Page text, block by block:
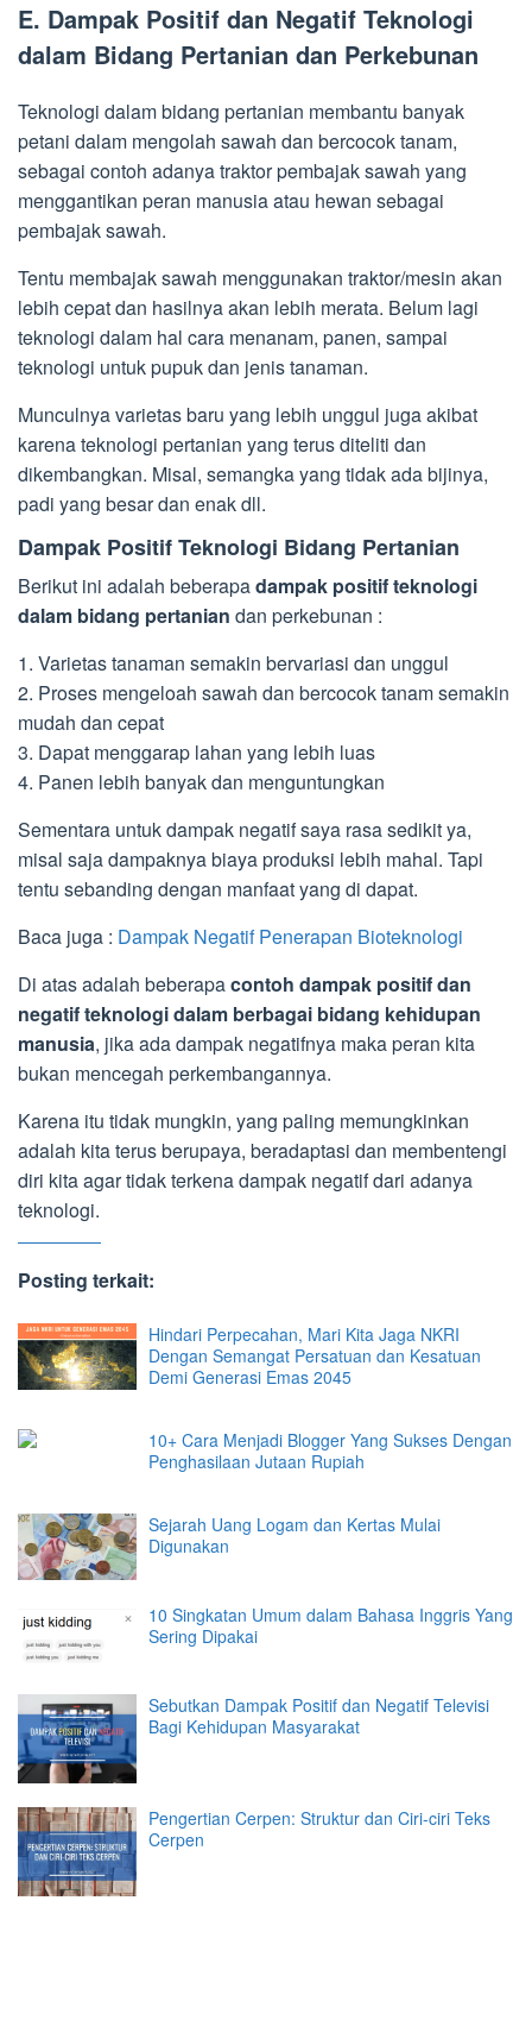
E. Dampak Positif dan Negatif Teknologi
dalam Bidang Pertanian dan Perkebunan
Teknologi dalam bidang pertanian membantu banyak
petani dalam mengolah sawah dan bercocok tanam,
sebagai contoh adanya traktor pembajak sawah yang
menggantikan peran manusia atau hewan sebagai
pembajak sawah.
Tentu membajak sawah menggunakan traktor/mesin akan
lebih cepat dan hasilnya akan lebih merata. Belum lagi
teknologi dalam hal cara menanam, panen, sampai
teknologi untuk pupuk dan jenis tanaman.
Munculnya varietas baru yang lebih unggul juga akibat
karena teknologi pertanian yang terus diteliti dan
dikembangkan. Misal, semangka yang tidak ada bijinya,
padi yang besar dan enak dll.
Dampak Positif Teknologi Bidang Pertanian
Berikut ini adalah beberapadampak positif teknologi
dalam bidang pertanian dan perkebunan :
1. Varietas tanaman semakin bervariasi dan unggul
2. Proses mengeloah sawah dan bercocok tanam semakin
mudah dan cepat
3. Dapat menggarap lahan yang lebih luas
4. Panen lebih banyak dan menguntungkan
Sementara untuk dampak negatif saya rasa sedikit ya,
misal saja dampaknya biaya produksi lebih mahal. Tapi
tentu sebanding dengan manfaat yang di dapat.
Baca juga : Dampak Negatif Penerapan Bioteknologi
Di atas adalah beberapacontoh dampak positif dan
negatif teknologi dalam berbagai bidang kehidupan
manusia, jika ada dampak negatifnya maka peran kita
bukan mencegah perkembangannya.
Karena itu tidak mungkin, yang paling memungkinkan
adalah kita terus berupaya, beradaptasi dan membentengi
diri kita agar tidak terkena dampak negatif dari adanya
teknologi.
Posting terkait:
Hindari Perpecahan, Mari Kita Jaga NKRI
Dengan Semangat Persatuan dan Kesatuan
Demi Generasi Emas 2045
10+ Cara Menjadi Blogger Yang Sukses Dengan
Penghasilaan Jutaan Rupiah
Sejarah Uang Logam dan Kertas Mulai
Digunakan
10 Singkatan Umum dalam Bahasa Inggris Yang
Sering Dipakai
Sebutkan Dampak Positif dan Negatif Televisi
Bagi Kehidupan Masyarakat
Pengertian Cerpen: Struktur dan Ciri-ciri Teks
Cerpen